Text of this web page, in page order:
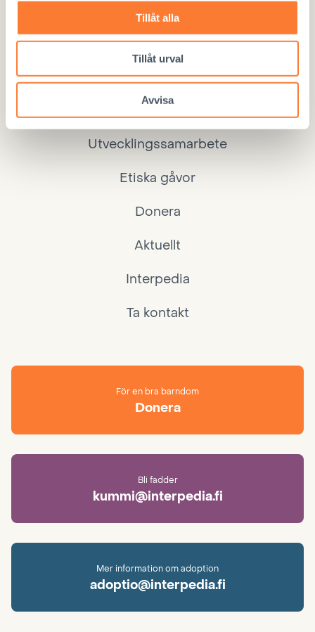
Tillåt alla
Tillåt urval
Avvisa
Kontor
040 860 9264, må–to 10–15, fre 10–12
Utvecklingssamarbete
Etiska gåvor
Donera
Aktuellt
Interpedia
Ta kontakt
För en bra barndom
Donera
Bli fadder
kummi@interpedia.fi
Mer information om adoption
adoptio@interpedia.fi